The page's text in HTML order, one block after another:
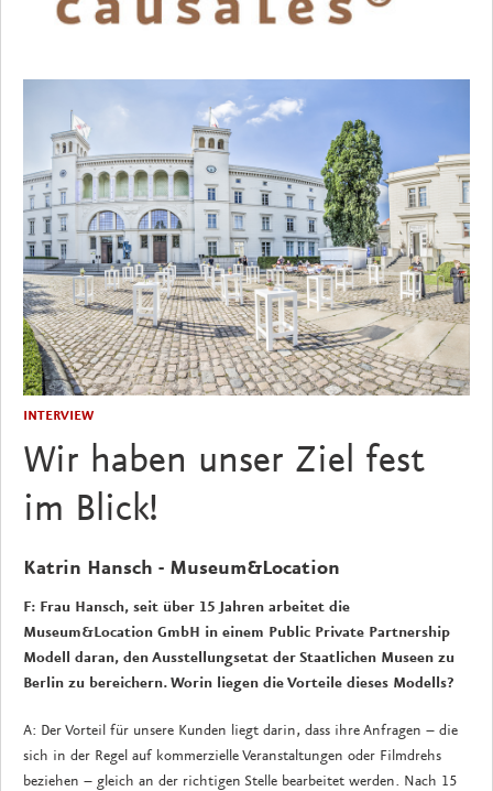
INTERVIEW
Wir haben unser Ziel fest
im Blick!
Katrin Hansch - Museum&Location
F: Frau Hansch, seit über 15 Jahren arbeitet die
Museum&Location GmbH in einem Public Private Partnership
Modell daran, den Ausstellungsetat der Staatlichen Museen zu
Berlin zu bereichern. Worin liegen die Vorteile dieses Modells?
A: Der Vorteil für unsere Kunden liegt darin, dass ihre Anfragen – die
sich in der Regel auf kommerzielle Veranstaltungen oder Filmdrehs
beziehen – gleich an der richtigen Stelle bearbeitet werden. Nach 15